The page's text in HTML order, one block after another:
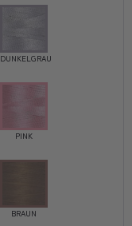
DUNKELGRAU
PINK
BRAUN